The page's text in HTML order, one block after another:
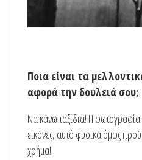
Ποια είναι τα
αφορά την δουλειά σου;
Να κάνω ταξίδια! Η φωτογραφία
εικόνες, αυτό φυσικά όμως
χρήμα!